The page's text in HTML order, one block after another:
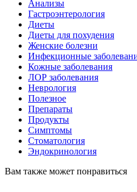
Анализы
Гастроэнтерология
Диеты
Диеты для похудения
Женские болезни
Инфекционные
Кожные заболевания
ЛОР заболевания
Неврология
Полезное
Препараты
Продукты
Симптомы
Стоматология
Эндокринология
Вам также может понравиться